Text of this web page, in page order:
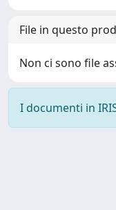
File in questo
Non ci sono file
I documenti in